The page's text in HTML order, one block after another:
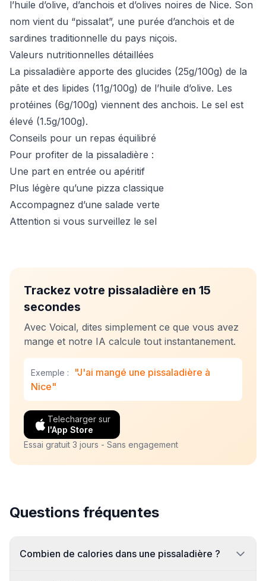
l’huile d’olive, d’anchois et d’olives noires de Nice. Son
nom vient du “pissalat”, une purée d’anchois et de
sardines traditionnelle du pays niçois.
Valeurs nutritionnelles détaillées
La pissaladière apporte des glucides (25g/100g) de la
pâte et des lipides (11g/100g) de l’huile d’olive. Les
protéines (6g/100g) viennent des anchois. Le sel est
élevé (1.5g/100g).
Conseils pour un repas équilibré
Pour profiter de la pissaladière :
Une part en entrée ou apéritif
Plus légère qu’une pizza classique
Accompagnez d’une salade verte
Attention si vous surveillez le sel
Trackez votre pissaladière en 15
secondes
Avec Voical, dites simplement ce que vous avez
mange et notre IA calcule tout instantanement.
Exemple :
"J'ai mangé une pissaladière à
Nice"
Telecharger sur
l'App Store
Essai gratuit 3 jours - Sans engagement
Questions fréquentes
Combien de calories dans une pissaladière ?